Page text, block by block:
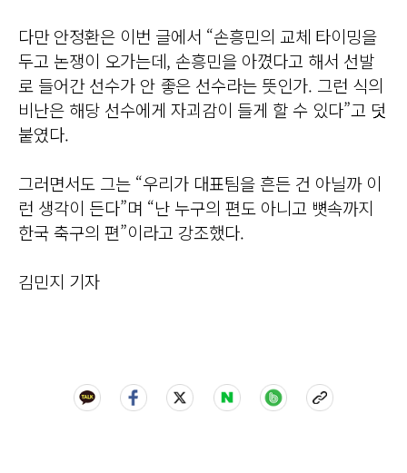
다만 안정환은 이번 글에서 “손흥민의 교체 타이밍을
두고 논쟁이 오가는데, 손흥민을 아꼈다고 해서 선발
로 들어간 선수가 안 좋은 선수라는 뜻인가. 그런 식의
비난은 해당 선수에게 자괴감이 들게 할 수 있다”고 덧
붙였다.
그러면서도 그는 “우리가 대표팀을 흔든 건 아닐까 이
런 생각이 든다”며 “난 누구의 편도 아니고 뼛속까지
한국 축구의 편”이라고 강조했다.
김민지 기자